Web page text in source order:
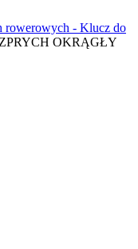
rowerowych - Klucz do
OKRĄGŁY